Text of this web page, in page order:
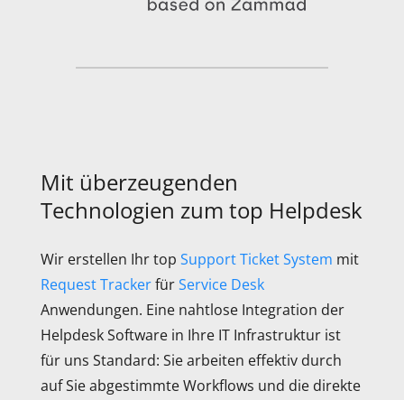
Mit überzeugenden
Technologien zum top Helpdesk
Wir erstellen Ihr top Support Ticket System mit
Request TrackerfürService Desk
Anwendungen. Eine nahtlose Integration der
Helpdesk Software in Ihre IT Infrastruktur ist
für uns Standard: Sie arbeiten effektiv durch
auf Sie abgestimmte Workflows und die direkte